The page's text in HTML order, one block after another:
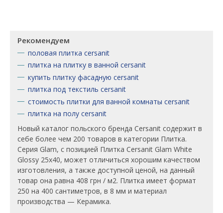
Рекомендуем
половая плитка cersanit
плитка на плитку в ванной cersanit
купить плитку фасадную cersanit
плитка под текстиль cersanit
стоимость плитки для ванной комнаты cersanit
плитка на полу cersanit
Новый каталог польского бренда Cersanit содержит в
себе более чем 200 товаров в категории Плитка.
Серия Glam, c позицией Плитка Cersanit Glam White
Glossy 25x40, может отличиться хорошим качеством
изготовления, а также доступной ценой, на данный
товар она равна 408 грн / м2. Плитка имеет формат
250 на 400 сантиметров, в 8 мм и материал
производства — Керамика.